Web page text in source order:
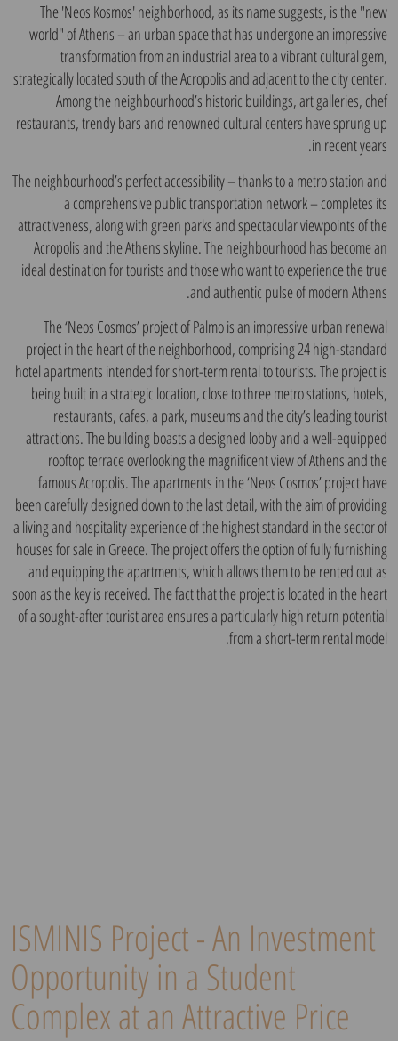
The 'Neos Kosmos' neighborhood, as its name suggests, is the "new
world" of Athens – an urban space that has undergone an impressive
transformation from an industrial area to a vibrant cultural gem,
strategically located south of the Acropolis and adjacent to the city center.
Among the neighbourhood’s historic buildings, art galleries, chef
restaurants, trendy bars and renowned cultural centers have sprung up
in recent years.
The neighbourhood’s perfect accessibility – thanks to a metro station and
a comprehensive public transportation network – completes its
attractiveness, along with green parks and spectacular viewpoints of the
Acropolis and the Athens skyline. The neighbourhood has become an
ideal destination for tourists and those who want to experience the true
and authentic pulse of modern Athens.
The ‘Neos Cosmos’ project of Palmo is an impressive urban renewal
project in the heart of the neighborhood, comprising 24 high-standard
hotel apartments intended for short-term rental to tourists. The project is
being built in a strategic location, close to three metro stations, hotels,
restaurants, cafes, a park, museums and the city’s leading tourist
attractions. The building boasts a designed lobby and a well-equipped
rooftop terrace overlooking the magnificent view of Athens and the
famous Acropolis. The apartments in the ‘Neos Cosmos’ project have
been carefully designed down to the last detail, with the aim of providing
a living and hospitality experience of the highest standard in the sector of
houses for sale in Greece. The project offers the option of fully furnishing
and equipping the apartments, which allows them to be rented out as
soon as the key is received. The fact that the project is located in the heart
of a sought-after tourist area ensures a particularly high return potential
from a short-term rental model.
ISMINIS Project - An Investment
Opportunity in a Student
Complex at an Attractive Price